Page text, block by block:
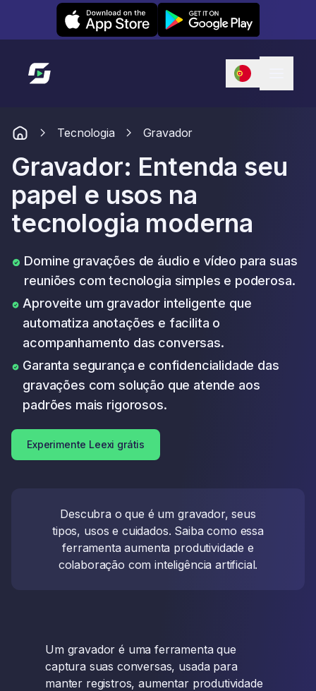
Leexi on iOS Leexi on Android
Link para a página inicial
Tecnologia Gravador
Gravador: Entenda seu
papel e usos na
tecnologia moderna
Domine gravações de áudio e vídeo para suas
reuniões com tecnologia simples e poderosa.
Aproveite um gravador inteligente que
automatiza anotações e facilita o
acompanhamento das conversas.
Garanta segurança e confidencialidade das
gravações com solução que atende aos
padrões mais rigorosos.
Experimente Leexi grátis
Descubra o que é um gravador, seus
tipos, usos e cuidados. Saiba como essa
ferramenta aumenta produtividade e
colaboração com inteligência artificial.
Um gravador é uma ferramenta que
captura suas conversas, usada para
manter registros, aumentar produtividade